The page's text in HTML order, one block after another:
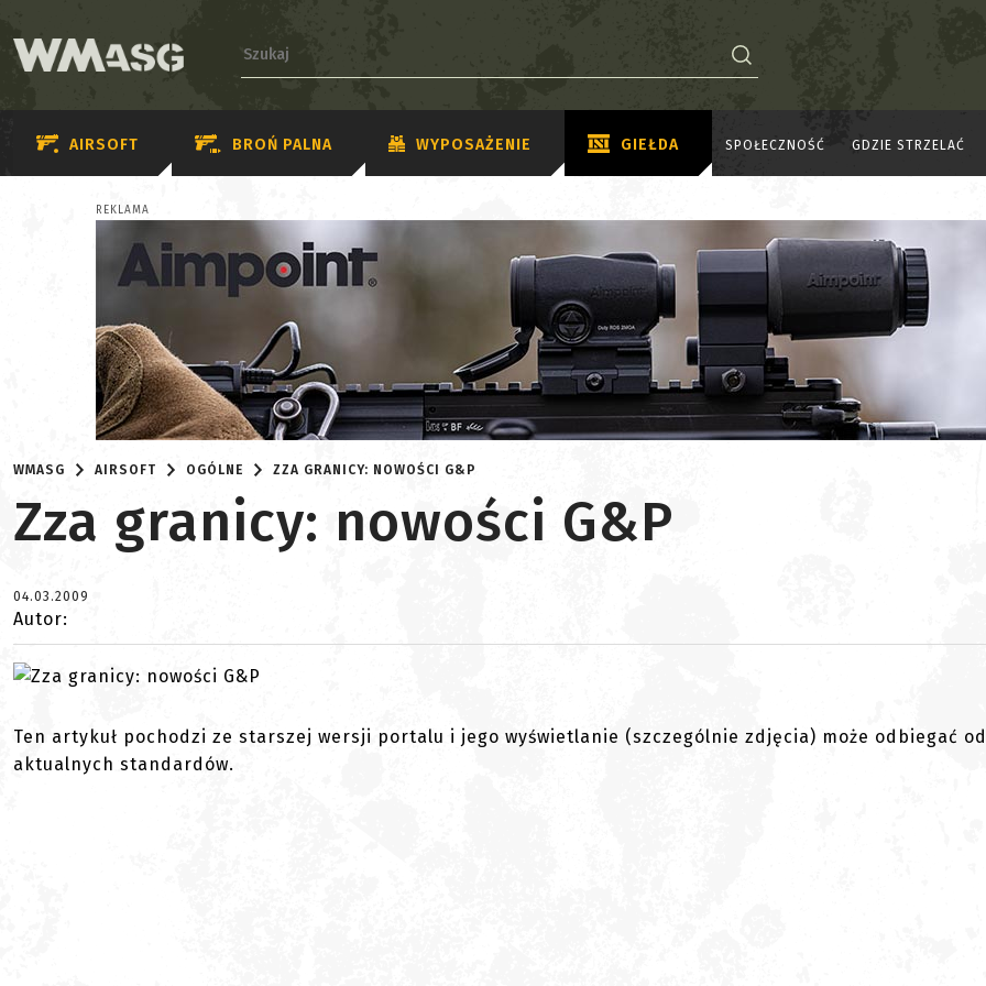
AIRSOFT BROŃ PALNA WYPOSAŻENIE GIEŁDA SPOŁECZNOŚĆ GDZIE STRZELAĆ
REKLAMA
WMASG AIRSOFT OGÓLNE ZZA GRANICY: NOWOŚCI G&P
Zza granicy: nowości G&P
04.03.2009
Autor:
Ten artykuł pochodzi ze starszej wersji portalu i jego wyświetlanie (szczególnie zdjęcia) może odbiegać od
aktualnych standardów.